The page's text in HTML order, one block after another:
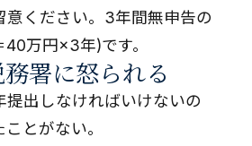
意ください。3年間無申告の
万円×3年)です。
署に怒られる
提出しなければいけないの
とがない。